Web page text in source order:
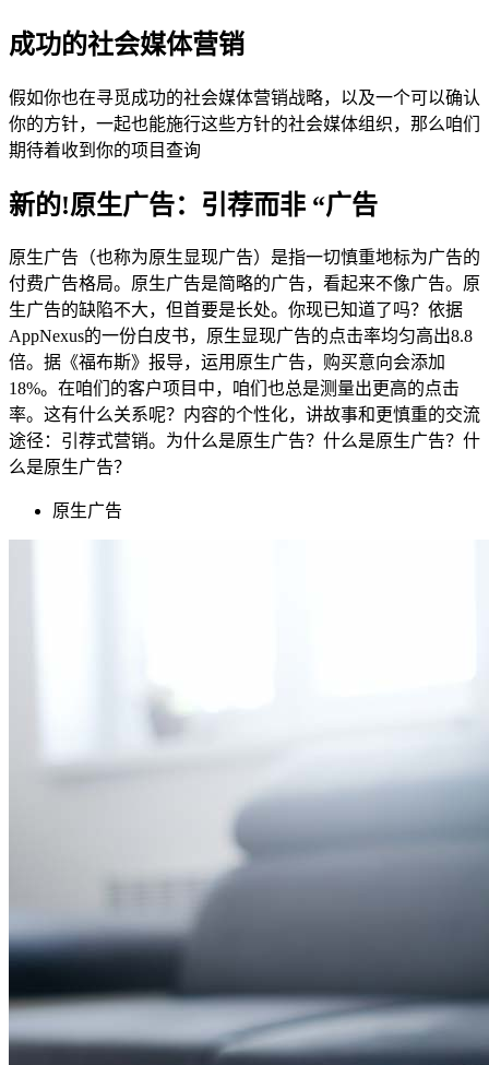
成功的社会媒体营销
假如你也在寻觅成功的社会媒体营销战略，以及一个可以确认
你的方针，一起也能施行这些方针的社会媒体组织，那么咱们
期待着收到你的项目查询
新的!原生广告：引荐而非 “广告
原生广告（也称为原生显现广告）是指一切慎重地标为广告的
付费广告格局。原生广告是简略的广告，看起来不像广告。原
生广告的缺陷不大，但首要是长处。你现已知道了吗？依据
AppNexus的一份白皮书，原生显现广告的点击率均匀高出8.8
倍。据《福布斯》报导，运用原生广告，购买意向会添加
18%。在咱们的客户项目中，咱们也总是测量出更高的点击
率。这有什么关系呢？内容的个性化，讲故事和更慎重的交流
途径：引荐式营销。为什么是原生广告？什么是原生广告？什
么是原生广告？
原生广告